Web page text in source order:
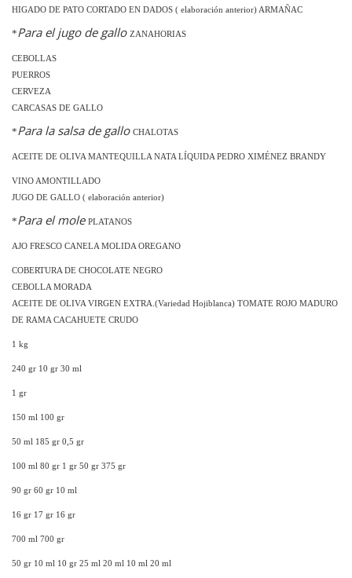
HIGADO DE PATO CORTADO EN DADOS ( elaboración anterior) ARMAÑAC
*Para el jugo de gallo ZANAHORIAS
CEBOLLAS
PUERROS
CERVEZA
CARCASAS DE GALLO
*Para la salsa de gallo CHALOTAS
ACEITE DE OLIVA MANTEQUILLA NATA LÍQUIDA PEDRO XIMÉNEZ BRANDY
VINO AMONTILLADO
JUGO DE GALLO ( elaboración anterior)
*Para el mole PLATANOS
AJO FRESCO CANELA MOLIDA OREGANO
COBERTURA DE CHOCOLATE NEGRO
CEBOLLA MORADA
ACEITE DE OLIVA VIRGEN EXTRA.(Variedad Hojiblanca) TOMATE ROJO MADURO
DE RAMA CACAHUETE CRUDO
1 kg
240 gr 10 gr 30 ml
1 gr
150 ml 100 gr
50 ml 185 gr 0,5 gr
100 ml 80 gr 1 gr 50 gr 375 gr
90 gr 60 gr 10 ml
16 gr 17 gr 16 gr
700 ml 700 gr
50 gr 10 ml 10 gr 25 ml 20 ml 10 ml 20 ml